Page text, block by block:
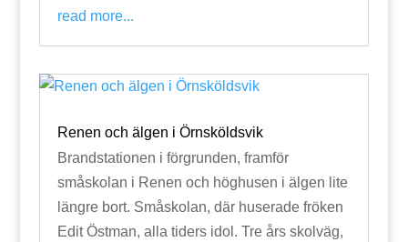
read more...
Renen och älgen i Örnsköldsvik
Brandstationen i förgrunden, framför
småskolan i Renen och höghusen i älgen lite
längre bort. Småskolan, där huserade fröken
Edit Östman, alla tiders idol. Tre års skolväg,